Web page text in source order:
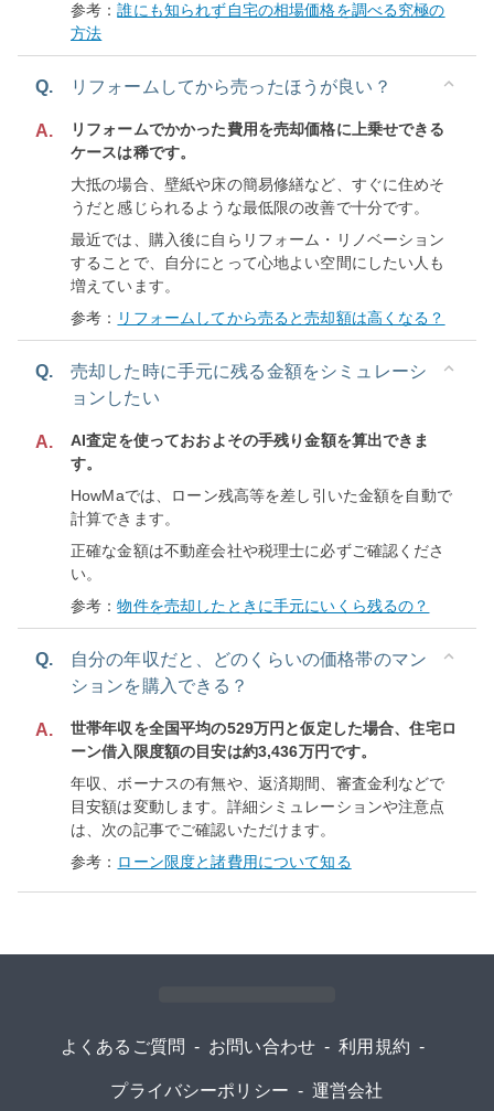
参考：誰にも知られず自宅の相場価格を調べる究極の
方法
Q. リフォームしてから売ったほうが良い？
A.
リフォームでかかった費用を売却価格に上乗せできる
ケースは稀です。
大抵の場合、壁紙や床の簡易修繕など、すぐに住めそ
うだと感じられるような最低限の改善で十分です。
最近では、購入後に自らリフォーム・リノベーション
することで、自分にとって心地よい空間にしたい人も
増えています。
参考： リフォームしてから売ると売却額は高くなる？
Q.
売却した時に手元に残る金額をシミュレーシ
ョンしたい
A.
AI査定を使っておおよその手残り金額を算出できま
す。
HowMaでは、ローン残高等を差し引いた金額を自動で
計算できます。
正確な金額は不動産会社や税理士に必ずご確認くださ
い。
参考：物件を売却したときに手元にいくら残るの？
Q.
自分の年収だと、どのくらいの価格帯のマン
ションを購入できる？
A.
世帯年収を全国平均の529万円と仮定した場合、住宅ロ
ーン借入限度額の目安は約3,436万円です。
年収、ボーナスの有無や、返済期間、審査金利などで
目安額は変動します。詳細シミュレーションや注意点
は、次の記事でご確認いただけます。
参考： ローン限度と諸費用について知る
よくあるご質問 - お問い合わせ - 利用規約 -
プライバシーポリシー - 運営会社